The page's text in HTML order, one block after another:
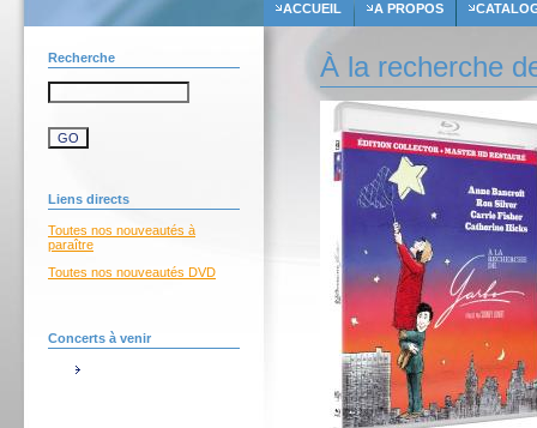
ACCUEIL A PROPOS
Recherche
Liens directs
Toutes nos nouveautés à
paraître
Toutes nos nouveautés DVD
Concerts à venir
À la recherche